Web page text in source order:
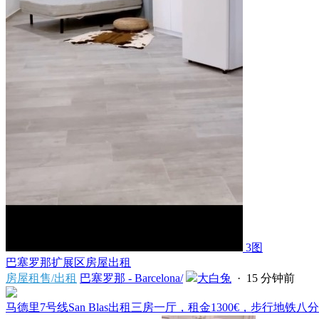
3图
巴塞罗那扩展区房屋出租
房屋租售/出租 巴塞罗那 - Barcelona/ 大白兔 · 15 分钟前
马德里7号线San Blas出租三房一厅，租金1300€，步行地铁八